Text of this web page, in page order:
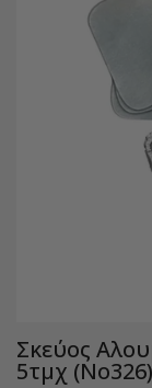
Σκεύος
5τμχ (No326)